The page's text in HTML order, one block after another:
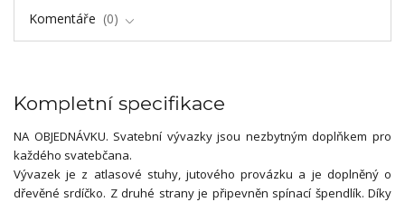
Komentáře
0
Kompletní specifikace
NA OBJEDNÁVKU. Svatební vývazky jsou nezbytným doplňkem pro
každého svatebčana.
Vývazek je z atlasové stuhy, jutového provázku a je doplněný o
dřevěné srdíčko. Z druhé strany je připevněn spínací špendlík. Díky